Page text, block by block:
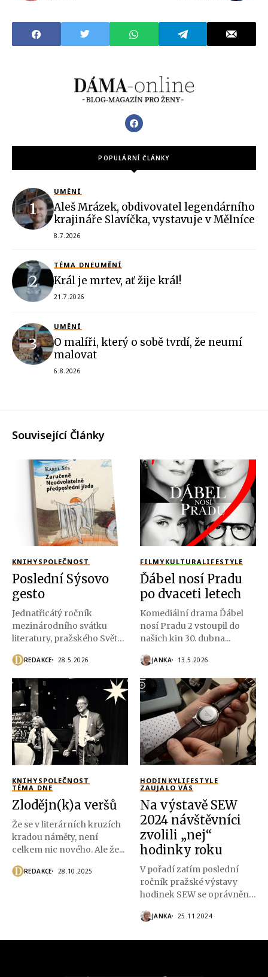
POPULÁRNÍ ČLÁNKY
UMĚNÍ
Aleš Mrázek, obdivovatel legendárního
krajináře Slavíčka, vystavuje v Mělníce
8.7.2026
TÉMA DNEUMĚNÍ
Král je mrtev, ať žije král!
21.7.2026
UMĚNÍ
O malíři, který o sobě tvrdí, že neumí
malovat
6.8.2026
Související Články
KNIHY SPOLEČNOST
Poslední Sýsovo
gesto
Jednatřicátý ročník
mezinárodního svátku
literatury, pražského Světa
jarních...
REDAKCE 28.5.2026
FILMY KULTURALIFESTYLE
Ďábel nosí Pradu
po dvaceti letech
Komediální drama Ďábel
nosí Pradu 2 vstoupil do
našich kin 30. dubna...
JANKA 13.5.2026
KNIHY SPOLEČNOST
TÉMA DNE
Zlodějn(k)a veršů
Že se v literárních kruzích
kradou náměty, není
celkem nic nového. Ale že...
REDAKCE 28.10.2025
HODINKYLIFESTYLE
ZAUJALO VÁS
Na výstavě SEW
2024 návštěvníci
zvolili „nej“
hodinky roku
V pořadí zatím poslední
ročník pražské výstavy
hodinek SEW se oprávněně
JANKA 25.11.2024